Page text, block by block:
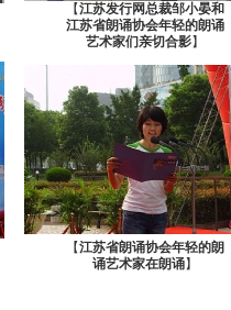
【江苏发行网总裁邹小晏和
江苏省朗诵协会年轻的朗诵
艺术家们亲切合影】
【江苏省朗诵协会年轻的朗
诵艺术家在朗诵】